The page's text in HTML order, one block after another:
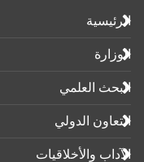
الرئيسية
الوزارة
البحث العلمي
التعاون الدولي
الآداب واﻷخلاقيات